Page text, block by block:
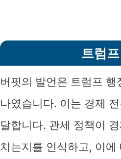
트럼
버핏의 발언은 트럼프
나였습니다. 이는 경제
달합니다. 관세 정책이
치는지를 인식하고, 이